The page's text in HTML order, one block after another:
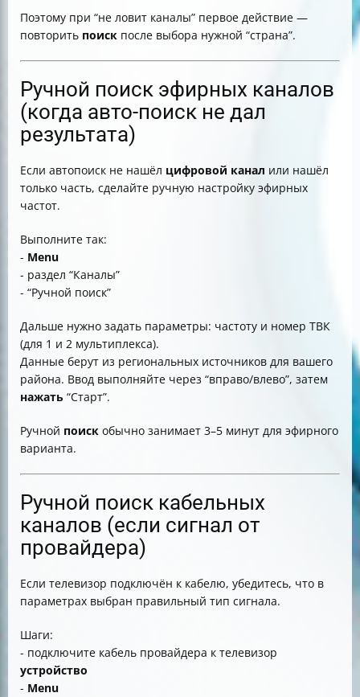
Поэтому при “не ловит каналы” первое действие —
повторить поиск после выбора нужной “страна”.
Ручной поиск эфирных каналов
(когда авто-поиск не дал
результата)
Если автопоиск не нашёл цифровой канал или нашёл
только часть, сделайте ручную настройку эфирных
частот.
Выполните так:
- Menu
- раздел “Каналы”
- “Ручной поиск”
Дальше нужно задать параметры: частоту и номер ТВК
(для 1 и 2 мультиплекса).
Данные берут из региональных источников для вашего
района. Ввод выполняйте через “вправо/влево”, затем
нажать “Старт”.
Ручной поиск обычно занимает 3–5 минут для эфирного
варианта.
Ручной поиск кабельных
каналов (если сигнал от
провайдера)
Если телевизор подключён к кабелю, убедитесь, что в
параметрах выбран правильный тип сигнала.
Шаги:
- подключите кабель провайдера к телевизор
устройство
- Menu